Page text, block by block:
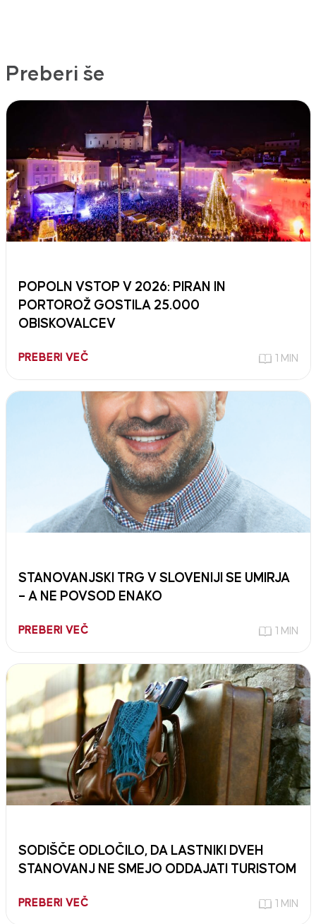
Preberi še
POPOLN VSTOP V 2026: PIRAN IN
PORTOROŽ GOSTILA 25.000
OBISKOVALCEV
PREBERI VEČ 1 MIN
STANOVANJSKI TRG V SLOVENIJI SE UMIRJA
– A NE POVSOD ENAKO
PREBERI VEČ 1 MIN
SODIŠČE ODLOČILO, DA LASTNIKI DVEH
STANOVANJ NE SMEJO ODDAJATI TURISTOM
PREBERI VEČ 1 MIN